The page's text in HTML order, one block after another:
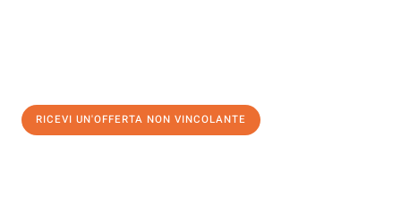
RICEVI UN'OFFERTA NON VINCOLANTE